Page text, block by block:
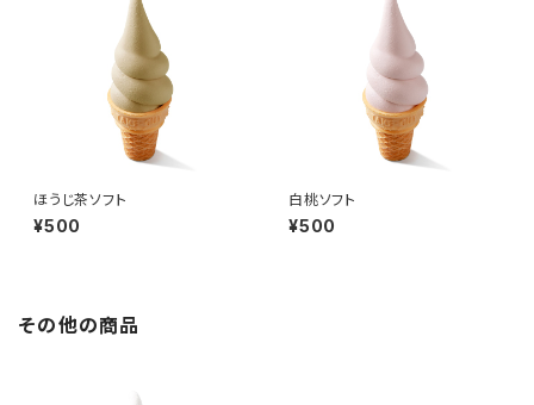
ほうじ茶ソフト
¥500
白桃ソフト
¥500
その他の商品